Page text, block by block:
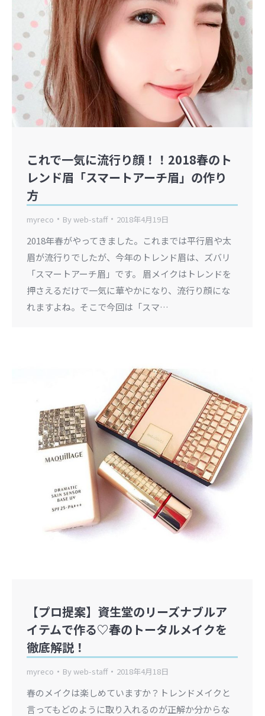
これで一気に流行り顔！！2018春のト
レンド眉「スマートアーチ眉」の作り
方
myreco Byweb-staff 2018年4月19日
2018年春がやってきました。これまでは平行眉や太
眉が流行りでしたが、今年のトレンド眉は、ズバリ
「スマートアーチ眉」です。 眉メイクはトレンドを
押さえるだけで一気に華やかになり、流行り顔にな
れますよね。そこで今回は「スマ…
【プロ提案】資生堂のリーズナブルア
イテムで作る♡春のトータルメイクを
徹底解説！
myreco Byweb-staff 2018年4月18日
春のメイクは楽しめていますか？トレンドメイクと
言ってもどのように取り入れるのが正解か分からな